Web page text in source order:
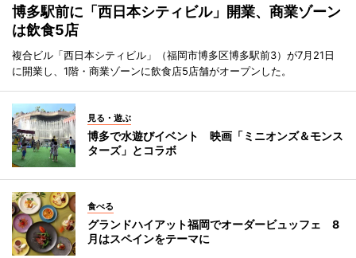
博多駅前に「西日本シティビル」開業、商業ゾーン
は飲食5店
複合ビル「西日本シティビル」（福岡市博多区博多駅前3）が7月21日
に開業し、1階・商業ゾーンに飲食店5店舗がオープンした。
見る・遊ぶ
博多で水遊びイベント 映画「ミニオンズ＆モンス
ターズ」とコラボ
食べる
グランドハイアット福岡でオーダービュッフェ 8
月はスペインをテーマに